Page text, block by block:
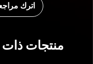
اترك
منتجات